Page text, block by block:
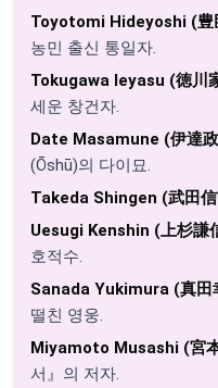
Toyotomi Hideyoshi (豊
농민 출신 통일자.
Tokugawa Ieyasu (徳川
세운 창건자.
Date Masamune (伊達
(Ōshū)의 다이묘.
Takeda Shingen (武田
Uesugi Kenshin (上杉謙
호적수.
Sanada Yukimura (真田
떨친 영웅.
Miyamoto Musashi (宮
서』의 저자.